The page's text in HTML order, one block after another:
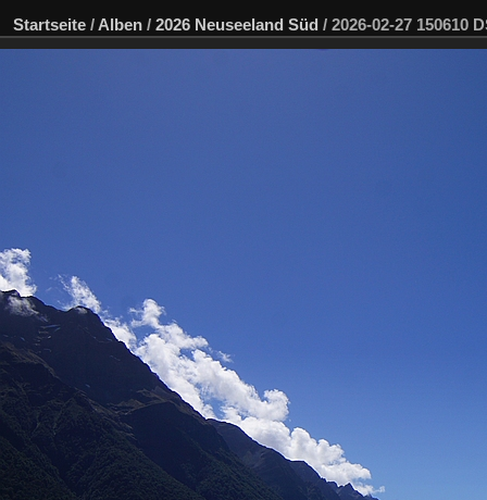
Startseite / Alben / 2026 Neuseeland Süd / 2026-02-27 150610